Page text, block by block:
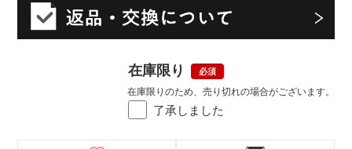
在庫限り
了承しました
在庫限りのため、売り切れの場合がございます。